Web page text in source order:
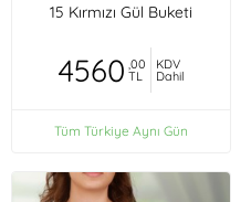
15 Kırmızı Gül Buketi
4560 ,00
TL
KDV
Dahil
Tüm Türkiye Aynı Gün